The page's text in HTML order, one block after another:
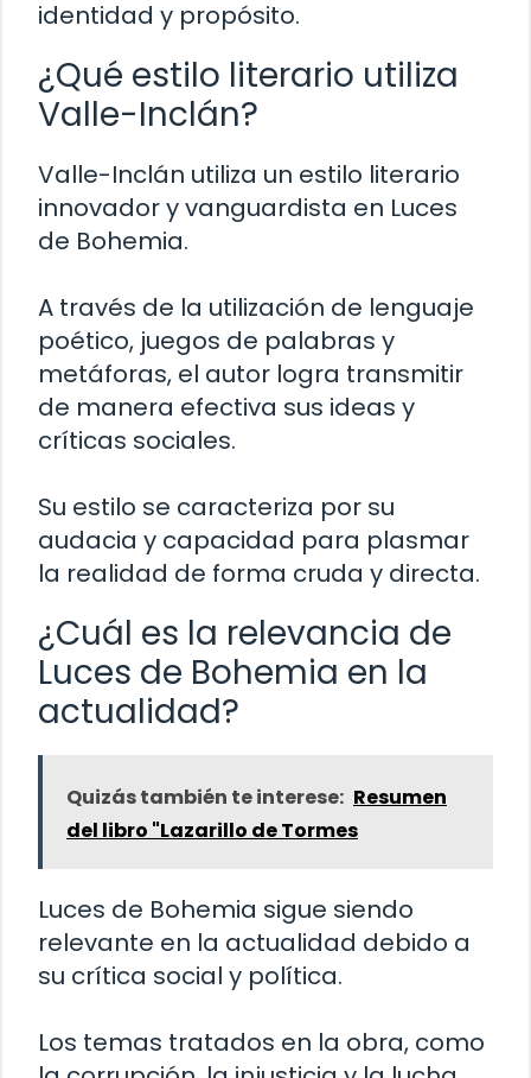
identidad y propósito.
¿Qué estilo literario utiliza
Valle-Inclán?
Valle-Inclán utiliza un estilo literario
innovador y vanguardista en Luces
de Bohemia.
A través de la utilización de lenguaje
poético, juegos de palabras y
metáforas, el autor logra transmitir
de manera efectiva sus ideas y
críticas sociales.
Su estilo se caracteriza por su
audacia y capacidad para plasmar
la realidad de forma cruda y directa.
¿Cuál es la relevancia de
Luces de Bohemia en la
actualidad?
Quizás también te interese: Resumen
del libro "Lazarillo de Tormes
Luces de Bohemia sigue siendo
relevante en la actualidad debido a
su crítica social y política.
Los temas tratados en la obra, como